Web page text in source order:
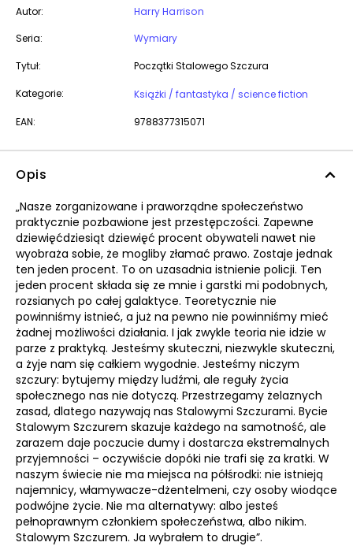
Autor:
Harry Harrison
Seria:
Wymiary
Tytuł: Początki Stalowego Szczura
Kategorie: Książki / fantastyka / science fiction
EAN: 9788377315071
Opis
„Nasze zorganizowane i praworządne społeczeństwo
praktycznie pozbawione jest przestępczości. Zapewne
dziewięćdziesiąt dziewięć procent obywateli nawet nie
wyobraża sobie, że mogliby złamać prawo. Zostaje jednak
ten jeden procent. To on uzasadnia istnienie policji. Ten
jeden procent składa się ze mnie i garstki mi podobnych,
rozsianych po całej galaktyce. Teoretycznie nie
powinniśmy istnieć, a już na pewno nie powinniśmy mieć
żadnej możliwości działania. I jak zwykle teoria nie idzie w
parze z praktyką. Jesteśmy skuteczni, niezwykle skuteczni,
a żyje nam się całkiem wygodnie. Jesteśmy niczym
szczury: bytujemy między ludźmi, ale reguły życia
społecznego nas nie dotyczą. Przestrzegamy żelaznych
zasad, dlatego nazywają nas Stalowymi Szczurami. Bycie
Stalowym Szczurem skazuje każdego na samotność, ale
zarazem daje poczucie dumy i dostarcza ekstremalnych
przyjemności – oczywiście dopóki nie trafi się za kratki. W
naszym świecie nie ma miejsca na półśrodki: nie istnieją
najemnicy, włamywacze-dżentelmeni, czy osoby wiodące
podwójne życie. Nie ma alternatywy: albo jesteś
pełnoprawnym członkiem społeczeństwa, albo nikim.
Stalowym Szczurem. Ja wybrałem to drugie”.